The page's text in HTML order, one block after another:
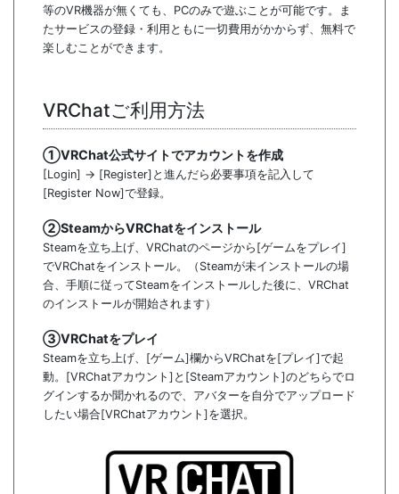
等のVR機器が無くても、PCのみで遊ぶことが可能です。ま
たサービスの登録・利用ともに一切費用がかからず、無料で
楽しむことができます。
VRChatご利用方法
①VRChat公式サイトでアカウントを作成
[Login] → [Register]と進んだら必要事項を記入して
[Register Now]で登録。
②SteamからVRChatをインストール
Steamを立ち上げ、VRChatのページから[ゲームをプレイ]
でVRChatをインストール。（Steamが未インストールの場
合、手順に従ってSteamをインストールした後に、VRChat
のインストールが開始されます）
③VRChatをプレイ
Steamを立ち上げ、[ゲーム]欄からVRChatを[プレイ]で起
動。[VRChatアカウント]と[Steamアカウント]のどちらでロ
グインするか聞かれるので、アバターを自分でアップロード
したい場合[VRChatアカウント]を選択。